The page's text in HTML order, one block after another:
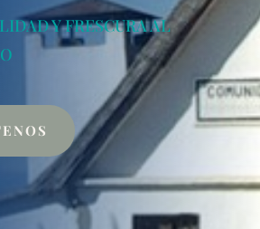
Y FRESCURA AL